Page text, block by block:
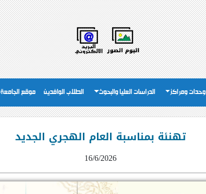
وحدات ومراكز الدراسات العليا والبحوث الطلاب الوافدين موقع الجامعة
تهنئة بمناسبة العام الهجري الجديد
16/6/2026